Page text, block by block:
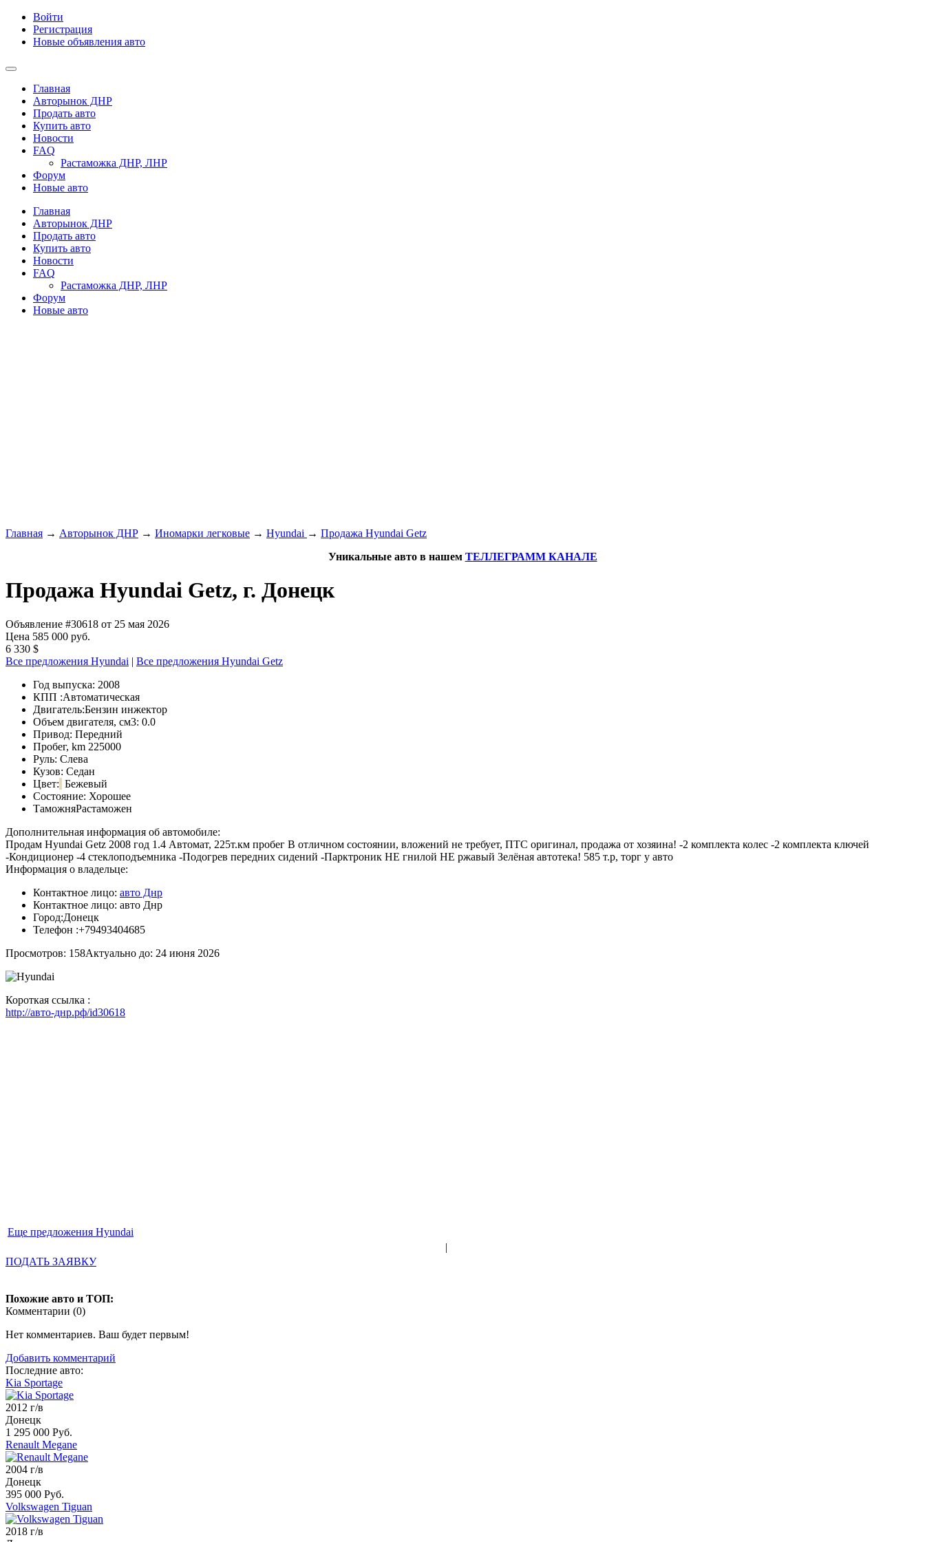
Войти
Регистрация
Новые объявления авто
Главная
Авторынок ДНР
Продать авто
Купить авто
Новости
FAQ
Растаможка ДНР, ЛНР
Форум
Новые авто
Главная
Авторынок ДНР
Продать авто
Купить авто
Новости
FAQ
Растаможка ДНР, ЛНР
Форум
Новые авто
Главная → Авторынок ДНР → Иномарки легковые → Hyundai → Продажа Hyundai Getz
Уникальные авто в нашем ТЕЛЛЕГРАММ КАНАЛЕ
Продажа Hyundai Getz, г. Донецк
Объявление #30618 от 25 мая 2026
Цена 585 000 руб.
6 330 $
Все предложения Hyundai | Все предложения Hyundai Getz
Год выпуска: 2008
КПП :Автоматическая
Двигатель:Бензин инжектор
Объем двигателя, см3: 0.0
Привод: Передний
Пробег, km 225000
Руль: Слева
Кузов: Седан
Цвет: Бежевый
Состояние: Хорошее
ТаможняРастаможен
Дополнительная информация об автомобиле:
Продам Hyundai Getz 2008 год 1.4 Автомат, 225т.км пробег В отличном состоянии, вложений не требует, ПТС оригинал, продажа от хозяина! -2 комплекта колес -2 комплекта ключей
-Кондиционер -4 стеклоподъемника -Подогрев передних сидений -Парктроник НЕ гнилой НЕ ржавый Зелёная автотека! 585 т.р, торг у авто
Информация о владельце:
Контактное лицо: авто Днр
Контактное лицо: авто Днр
Город:Донецк
Телефон :+79493404685
Просмотров: 158Актуально до: 24 июня 2026
Короткая ссылка :
http://авто-днр.рф/id30618
Еще предложения Hyundai
|
ПОДАТЬ ЗАЯВКУ
Похожие авто и ТОП:
Комментарии (0)
Нет комментариев. Ваш будет первым!
Добавить комментарий
Последние авто:
Kia Sportage
2012 г/в
Донецк
1 295 000 Руб.
Renault Megane
2004 г/в
Донецк
395 000 Руб.
Volkswagen Tiguan
2018 г/в